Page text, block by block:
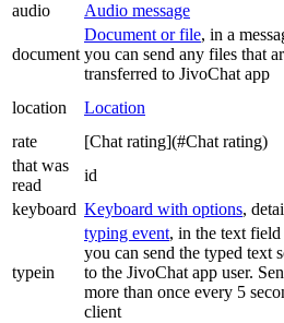
audio
Audio message
document
Document or file, in a
you can send any files that
transferred to JivoChat app
location Location
rate
[Chat rating](#Chat rating)
that was
read
id
keyboard Keyboard with options,
typein
typing event, in the text field
you can send the typed text
to the JivoChat app user.
more than once every 5
client